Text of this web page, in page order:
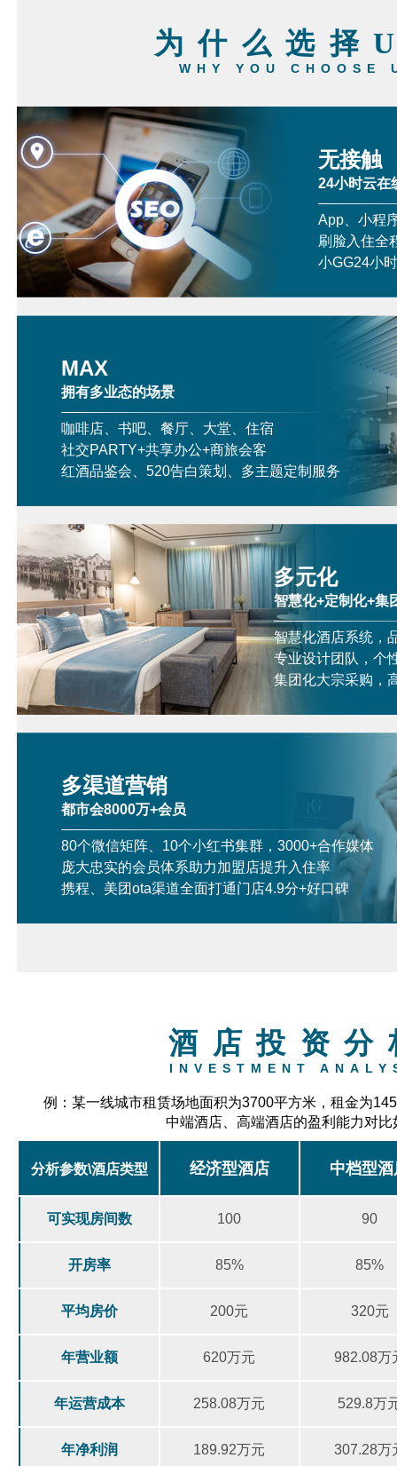
为什么选择
WHY YOU CHOOSE
无接触
24小时云在
App、小程
刷脸入住全
小GG24小
MAX
拥有多业态的场景
咖啡店、书吧、餐厅、大堂、住宿
社交PARTY+共享办公+商旅会客
红酒品鉴会、520告白策划、多主题定制服务
多元化
智慧化+定制化+集
智慧化酒店系统，
专业设计团队，个
集团化大宗采购，
多渠道营销
都市会8000万+会员
80个微信矩阵、10个小红书集群，3000+合作媒体
庞大忠实的会员体系助力加盟店提升入住率
携程、美团ota渠道全面打通门店4.9分+好口碑
酒店投资分
INVESTMENT
例：某一线城市租赁场地面积为3700平方米，租金为
中端酒店、高端酒店的盈利能力对比
分析参数\酒店类型 经济型酒店 中档型
可实现房间数 100 90
开房率 85% 85%
平均房价 200元 320元
年营业额 620万元 982.08万
年运营成本 258.08万元 529.8万
年净利润 189.92万元 307.28万